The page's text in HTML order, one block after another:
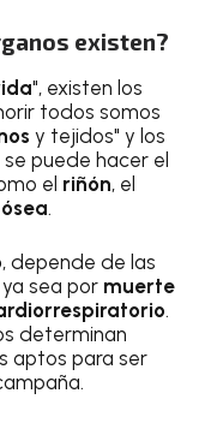
existen?
", existen los
todos somos
y tejidos" y los
se puede hacer el
el riñón, el
.
, depende de las
sea por muerte
.
determinan
aptos para ser